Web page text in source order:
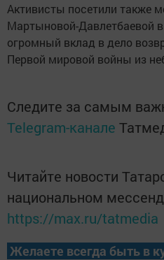
Активисты посетили также
Мартыновой-Давлетбаевой
огромный вклад в дело
Первой мировой войны из
Следите за самым
Telegram-канале
Читайте новости
национальном
https://max.ru/tatmedia
Желаете всегда быть в